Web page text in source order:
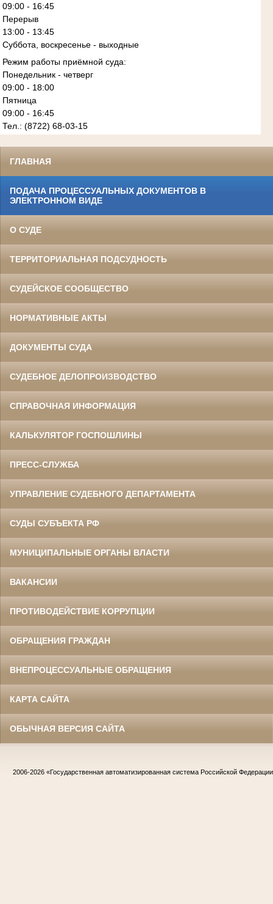
09:00 - 16:45
Перерыв
13:00 - 13:45
Суббота, воскресенье - выходные
Режим работы приёмной суда:
Понедельник - четверг
09:00 - 18:00
Пятница
09:00 - 16:45
Тел.: (8722) 68-03-15
ГЛАВНАЯ
ПОДАЧА ПРОЦЕССУАЛЬНЫХ ДОКУМЕНТОВ В
ЭЛЕКТРОННОМ ВИДЕ
О СУДЕ
ТЕРРИТОРИАЛЬНАЯ ПОДСУДНОСТЬ
СУДЕЙСКОЕ СООБЩЕСТВО
НОРМАТИВНЫЕ АКТЫ
ДОКУМЕНТЫ СУДА
СУДЕБНОЕ ДЕЛОПРОИЗВОДСТВО
СПРАВОЧНАЯ ИНФОРМАЦИЯ
КАЛЬКУЛЯТОР ГОСПОШЛИНЫ
ПРЕСС-СЛУЖБА
УПРАВЛЕНИЕ СУДЕБНОГО ДЕПАРТАМЕНТА
СУДЫ СУБЪЕКТА РФ
МУНИЦИПАЛЬНЫЕ ОРГАНЫ ВЛАСТИ
ВАКАНСИИ
ПРОТИВОДЕЙСТВИЕ КОРРУПЦИИ
ОБРАЩЕНИЯ ГРАЖДАН
ВНЕПРОЦЕССУАЛЬНЫЕ ОБРАЩЕНИЯ
КАРТА САЙТА
ОБЫЧНАЯ ВЕРСИЯ САЙТА
2006-2026 «Государственная автоматизированная система Российской